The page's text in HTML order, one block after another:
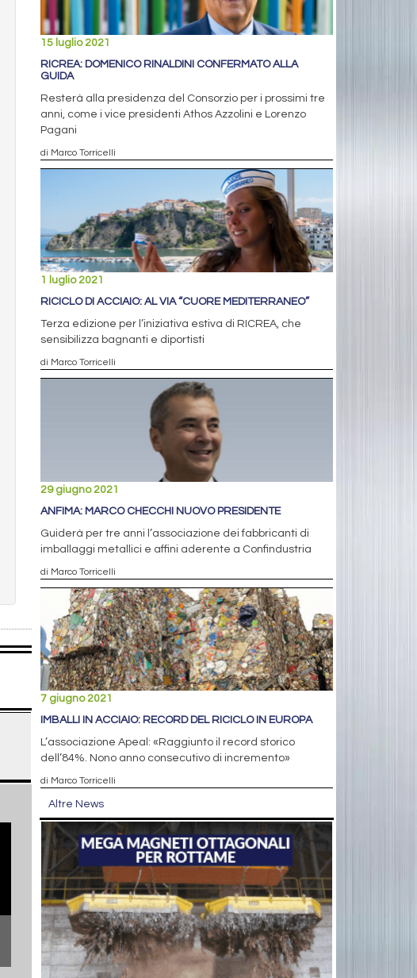
15 luglio 2021
RICREA: DOMENICO RINALDINI CONFERMATO ALLA
GUIDA
Resterà alla presidenza del Consorzio per i prossimi tre
anni, come i vice presidenti Athos Azzolini e Lorenzo
Pagani
di Marco Torricelli
1 luglio 2021
RICICLO DI ACCIAIO: AL VIA “CUORE MEDITERRANEO”
Terza edizione per l’iniziativa estiva di RICREA, che
sensibilizza bagnanti e diportisti
di Marco Torricelli
29 giugno 2021
ANFIMA: MARCO CHECCHI NUOVO PRESIDENTE
Guiderà per tre anni l’associazione dei fabbricanti di
imballaggi metallici e affini aderente a Confindustria
di Marco Torricelli
7 giugno 2021
IMBALLI IN ACCIAIO: RECORD DEL RICICLO IN EUROPA
L’associazione Apeal: «Raggiunto il record storico
dell’84%. Nono anno consecutivo di incremento»
di Marco Torricelli
Altre News